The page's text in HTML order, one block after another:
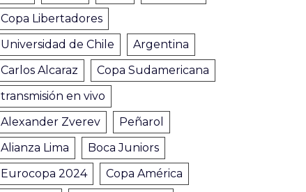
Copa Libertadores
Universidad de Chile
Argentina
Carlos Alcaraz
Copa Sudamericana
transmisión en vivo
Alexander Zverev
Peñarol
Alianza Lima
Boca Juniors
Eurocopa 2024
Copa América